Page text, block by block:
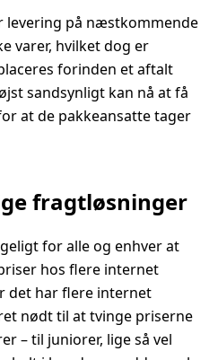
levering på næstkommende
varer, hvilket dog er
forinden et aftalt
sandsynligt kan nå at få
at de pakkeansatte tager
fragtløsninger
for alle og enhver at
hos flere internet
det har flere internet
nødt til at tvinge priserne
– til juniorer, lige så vel